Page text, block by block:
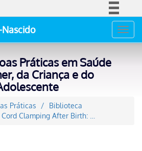
Acesso à informação
Práticas em Saúde
da Criança e do
Práticas
Biblioteca
Clamping After Birth: …